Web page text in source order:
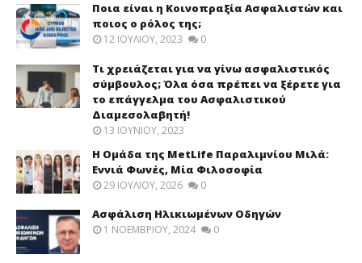
Ποια είναι η Κοινοπραξία Ασφαλιστών και
ποιος ο ρόλος της;
12 ΙΟΥΛΊΟΥ, 2023 0
Τι χρειάζεται για να γίνω ασφαλιστικός
σύμβουλος; Όλα όσα πρέπει να ξέρετε για
το επάγγελμα του Ασφαλιστικού
Διαμεσολαβητή!
13 ΙΟΥΝΊΟΥ, 2023
Η Ομάδα της MetLife Παραλιμνίου Μιλά:
Εννιά Φωνές, Μία Φιλοσοφία
29 ΙΟΥΛΊΟΥ, 2026 0
Ασφάλιση Ηλικιωμένων Οδηγών
1 ΝΟΕΜΒΡΊΟΥ, 2024 0